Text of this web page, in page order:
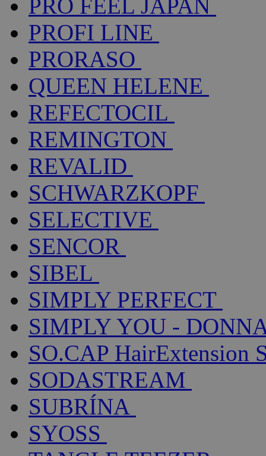
PRO FEEL JAPAN
PROFI LINE
PRORASO
QUEEN HELENE
REFECTOCIL
REMINGTON
REVALID
SCHWARZKOPF
SELECTIVE
SENCOR
SIBEL
SIMPLY PERFECT
SIMPLY YOU -
SO.CAP HairExtension
SODASTREAM
SUBRÍNA
SYOSS